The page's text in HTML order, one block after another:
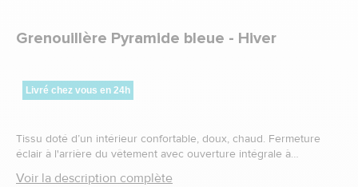
Grenouillère Pyramide bleue - Hiver
Livré chez vous en 24h
Tissu doté d’un intérieur confortable, doux, chaud. Fermeture
éclair à l'arrière du vêtement avec ouverture intégrale à
Voir la description complète